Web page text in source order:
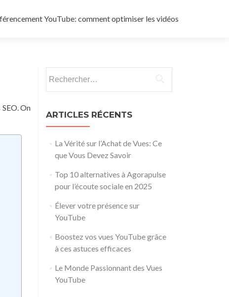
YouTube: comment optimiser les vidéos
On
ARTICLES RÉCENTS
La Vérité sur l’Achat de Vues: Ce
que Vous Devez Savoir
Top 10 alternatives à Agorapulse
pour l’écoute sociale en 2025
Élever votre présence sur
YouTube
Boostez vos vues YouTube grâce
à ces astuces efficaces
Le Monde Passionnant des Vues
YouTube